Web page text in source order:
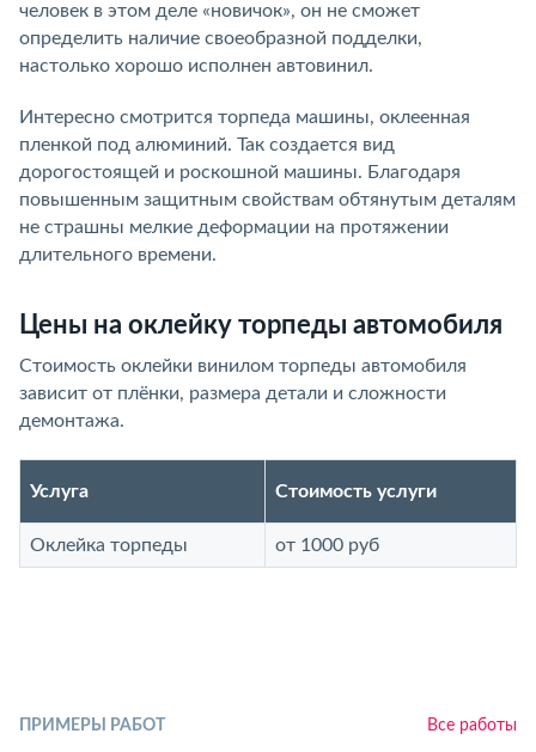
человек в этом деле «новичок», он не сможет
определить наличие своеобразной подделки,
настолько хорошо исполнен автовинил.
Интересно смотрится торпеда машины, оклеенная
пленкой под алюминий. Так создается вид
дорогостоящей и роскошной машины. Благодаря
повышенным защитным свойствам обтянутым деталям
не страшны мелкие деформации на протяжении
длительного времени.
Цены на оклейку торпеды автомобиля
Стоимость оклейки винилом торпеды автомобиля
зависит от плёнки, размера детали и сложности
демонтажа.
Услуга Стоимость услуги
Оклейка торпеды от 1000 руб
ПРИМЕРЫ РАБОТ Все работы